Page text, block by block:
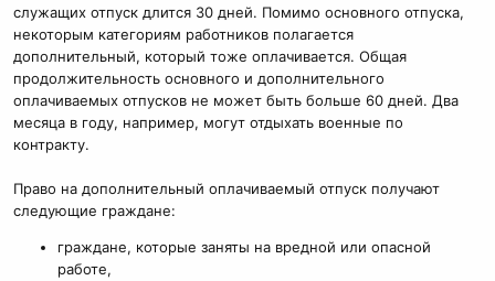
служащих отпуск длится 30 дней. Помимо основного отпуска,
некоторым категориям работников полагается
дополнительный, который тоже оплачивается. Общая
продолжительность основного и дополнительного
оплачиваемых отпусков не может быть больше 60 дней. Два
месяца в году, например, могут отдыхать военные по
контракту.
Право на дополнительный оплачиваемый отпуск получают
следующие граждане:
граждане, которые заняты на вредной или опасной
работе,